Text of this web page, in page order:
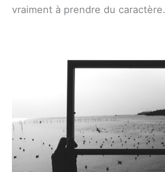
vraiment à prendre du caractère.